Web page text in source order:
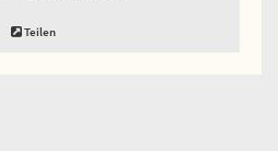
Teilen